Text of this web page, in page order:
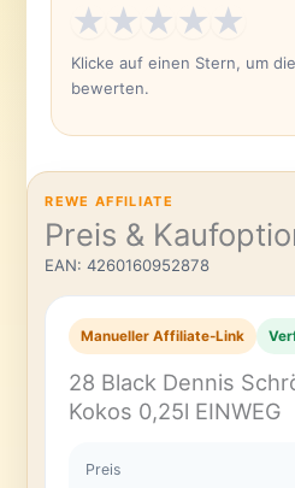
★★★★★
Klicke auf einen Stern, um
bewerten.
REWE AFFILIATE
Preis &
EAN: 4260160952878
Manueller Affiliate-Link
28 Black Dennis
Kokos 0,25l EINWEG
Preis